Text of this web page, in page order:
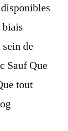
de
Que
tout